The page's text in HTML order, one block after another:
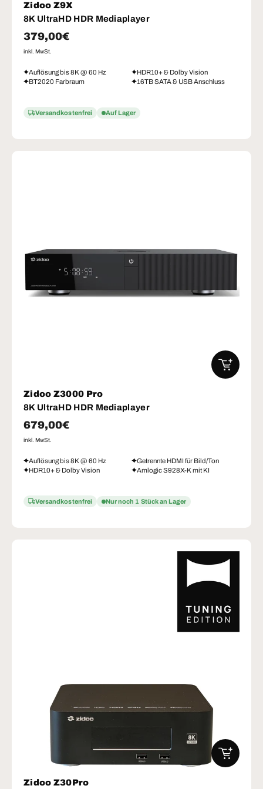
Zidoo Z9X
8K UltraHD HDR Mediaplayer
Normaler Preis
379,00€
inkl. MwSt.
Auflösung bis 8K @ 60 Hz
HDR10+ & Dolby Vision
BT2020 Farbraum
16TB SATA & USB Anschluss
Versandkostenfrei Auf Lager
Zidoo Z3000 Pro
8K UltraHD HDR Mediaplayer
Normaler Preis
679,00€
inkl. MwSt.
Auflösung bis 8K @ 60 Hz
Getrennte HDMI für Bild/Ton
HDR10+ & Dolby Vision
Amlogic S928X-K mit KI
Versandkostenfrei Nur noch 1 Stück an Lager
IN DEN
Zidoo Z30Pro
IN DEN